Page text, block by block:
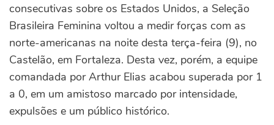
consecutivas sobre os Estados Unidos, a Seleção
Brasileira Feminina voltou a medir forças com as
norte-americanas na noite desta terça-feira (9), no
Castelão, em Fortaleza. Desta vez, porém, a equipe
comandada por Arthur Elias acabou superada por 1
a 0, em um amistoso marcado por intensidade,
expulsões e um público histórico.